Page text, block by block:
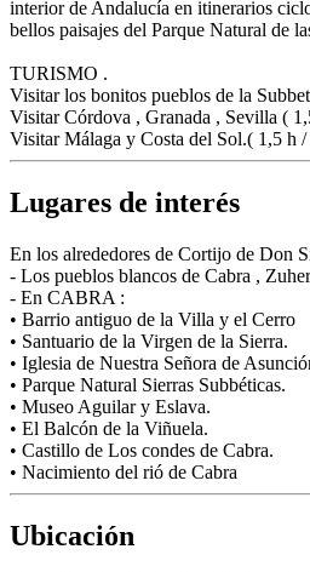
interior de Andalucía en itinerarios
bellos paisajes del Parque Natural de
TURISMO .
Visitar los bonitos pueblos de la
Visitar Córdova , Granada , Sevilla (
Visitar Málaga y Costa del Sol.( 1,5 h /
Lugares de interés
En los alrededores de Cortijo de Don
- Los pueblos blancos de Cabra ,
- En CABRA :
• Barrio antiguo de la Villa y el Cerro
• Santuario de la Virgen de la Sierra.
• Iglesia de Nuestra Señora de
• Parque Natural Sierras Subbéticas.
• Museo Aguilar y Eslava.
• El Balcón de la Viñuela.
• Castillo de Los condes de Cabra.
• Nacimiento del rió de Cabra
Ubicación